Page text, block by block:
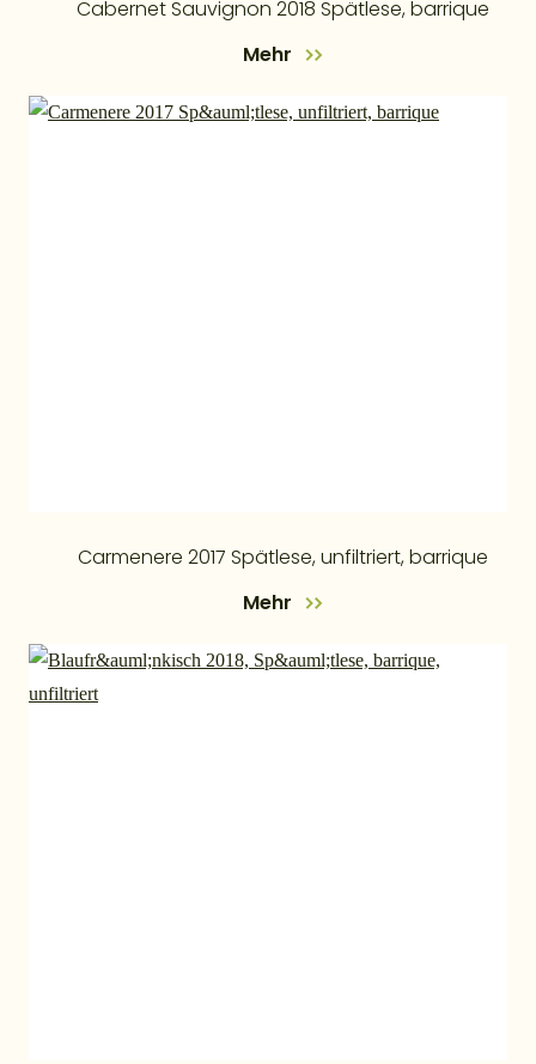
Cabernet Sauvignon 2018 Spätlese, barrique
Mehr
Carmenere 2017 Spätlese, unfiltriert, barrique
Mehr